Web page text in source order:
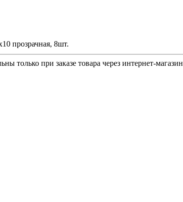
прозрачная, 8шт.
только при заказе товара через интернет-магазин